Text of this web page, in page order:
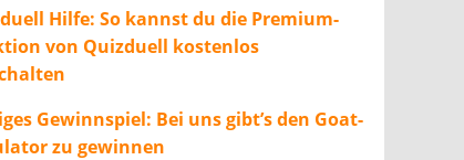
Hilfe: So kannst du die Premium-
von Quizduell kostenlos
Gewinnspiel: Bei uns gibt’s den Goat-
zu gewinnen